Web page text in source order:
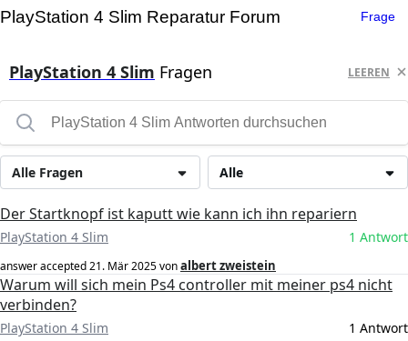
PlayStation 4 Slim Reparatur Forum Frage
PlayStation 4 Slim Fragen LEEREN
Alle
Alle Fragen
Der Startknopf ist kaputt wie kann ich ihn repariern
PlayStation 4 Slim 1 Antwort
answer accepted21. Mär 2025vonalbert zweistein
Warum will sich mein Ps4 controller mit meiner ps4 nicht
verbinden?
PlayStation 4 Slim 1 Antwort